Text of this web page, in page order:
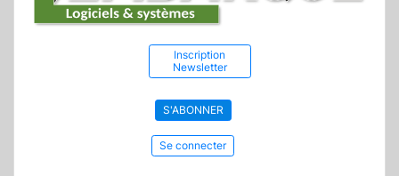
Inscription
Newsletter
S'ABONNER
Se connecter